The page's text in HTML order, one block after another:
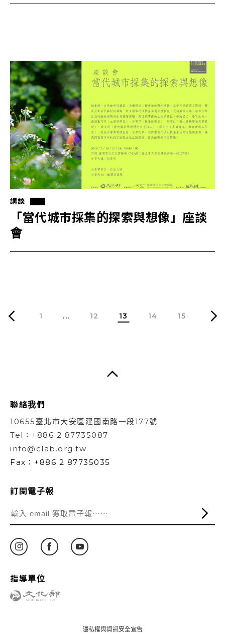
講談
「當代城市採集的探索與想像」座談
會
1 ... 12 13 14 15
聯絡我們
10655臺北市大安區建國南路一段177號
Tel：+886 2 87735087
info@clab.org.tw
Fax：+886 2 87735035
訂閱電子報
指導單位
隱私權與資訊安全宣告